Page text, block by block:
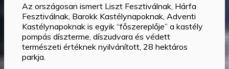
Az országosan ismert Liszt Fesztiválnak, Hárfa
Fesztiválnak, Barokk Kastélynapoknak, Adventi
Kastélynapoknak is egyik “főszereplője” a kastély
pompás díszterme, díszudvara és védett
természeti értéknek nyilvánított, 28 hektáros
parkja.